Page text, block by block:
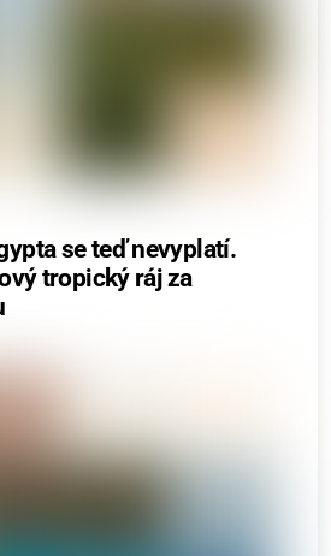
se teď nevyplatí.
tropický ráj za